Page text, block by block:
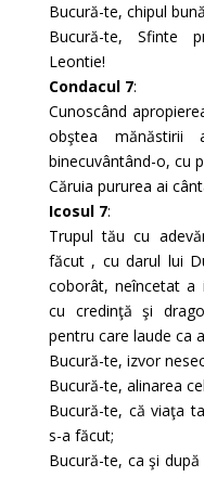
Bucură-te, chipul
Bucură-te, Sfinte
Leontie!
Condacul 7:
Cunoscând
obştea
binecuvântând-o, cu
Căruia pururea ai
Icosul 7:
Trupul tău cu
făcut , cu darul lui
coborât, neîncetat a
cu credinţă şi
pentru care laude ca
Bucură-te, izvor
Bucură-te, alinarea
Bucură-te, că viaţa
s-a făcut;
Bucură-te, ca şi